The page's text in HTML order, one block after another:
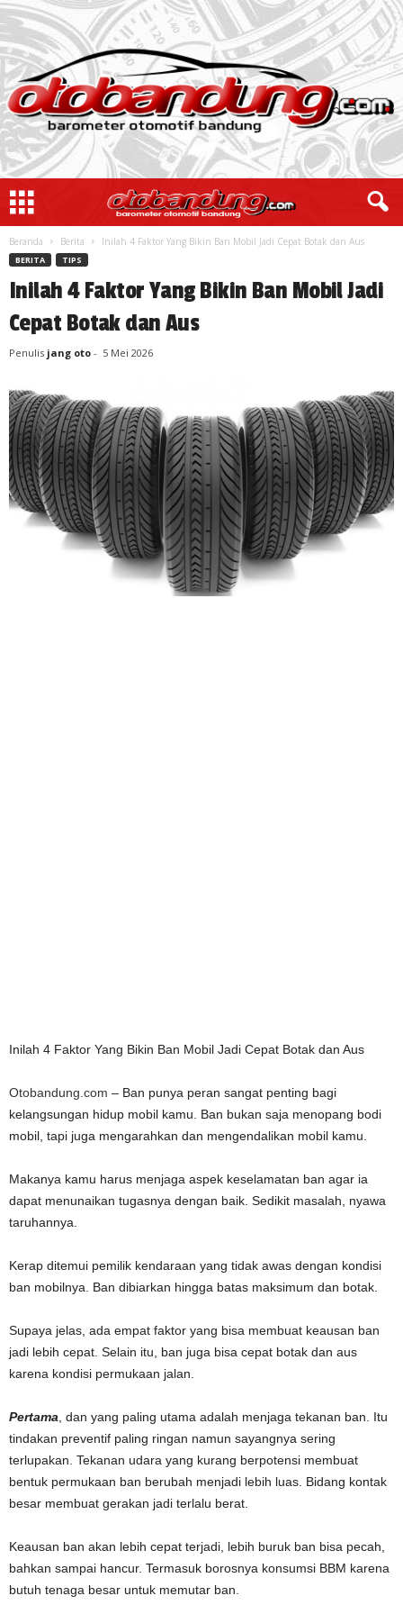
Beranda Berita Inilah 4 Faktor Yang Bikin Ban Mobil Jadi Cepat Botak dan Aus
BERITA TIPS
Inilah 4 Faktor Yang Bikin Ban Mobil Jadi
Cepat Botak dan Aus
Penulis jang oto - 5 Mei 2026
Inilah 4 Faktor Yang Bikin Ban Mobil Jadi Cepat Botak dan Aus
Otobandung.com – Ban punya peran sangat penting bagi
kelangsungan hidup mobil kamu. Ban bukan saja menopang bodi
mobil, tapi juga mengarahkan dan mengendalikan mobil kamu.
Makanya kamu harus menjaga aspek keselamatan ban agar ia
dapat menunaikan tugasnya dengan baik. Sedikit masalah, nyawa
taruhannya.
Kerap ditemui pemilik kendaraan yang tidak awas dengan kondisi
ban mobilnya. Ban dibiarkan hingga batas maksimum dan botak.
Supaya jelas, ada empat faktor yang bisa membuat keausan ban
jadi lebih cepat. Selain itu, ban juga bisa cepat botak dan aus
karena kondisi permukaan jalan.
Pertama, dan yang paling utama adalah menjaga tekanan ban. Itu
tindakan preventif paling ringan namun sayangnya sering
terlupakan. Tekanan udara yang kurang berpotensi membuat
bentuk permukaan ban berubah menjadi lebih luas. Bidang kontak
besar membuat gerakan jadi terlalu berat.
Keausan ban akan lebih cepat terjadi, lebih buruk ban bisa pecah,
bahkan sampai hancur. Termasuk borosnya konsumsi BBM karena
butuh tenaga besar untuk memutar ban.